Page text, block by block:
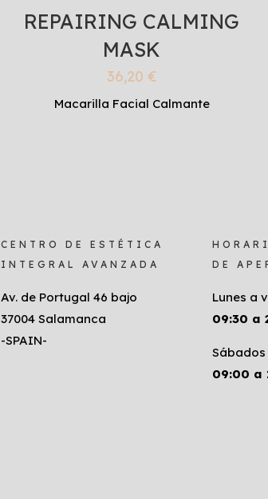
REPAIRING CALMING
MASK
36,20 €
Macarilla Facial Calmante
CENTRO DE ESTÉTICA
INTEGRAL AVANZADA
Av. de Portugal 46 bajo
37004 Salamanca
-SPAIN-
DE
Lunes a
09:30 a
Sábados
09:00 a